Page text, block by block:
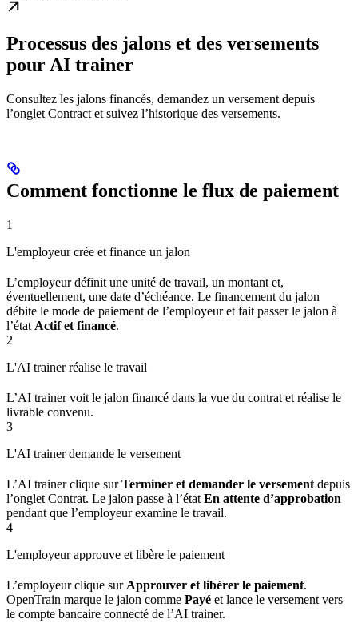
Processus des jalons et des versements
pour AI trainer
Consultez les jalons financés, demandez un versement depuis
l’onglet Contract et suivez l’historique des versements.
Comment fonctionne le flux de paiement
1
L'employeur crée et finance un jalon
L’employeur définit une unité de travail, un montant et,
éventuellement, une date d’échéance. Le financement du jalon
débite le mode de paiement de l’employeur et fait passer le jalon à
l’état Actif et financé.
2
L'AI trainer réalise le travail
L’AI trainer voit le jalon financé dans la vue du contrat et réalise le
livrable convenu.
3
L'AI trainer demande le versement
L’AI trainer clique surTerminer et demander le versement depuis
l’onglet Contrat. Le jalon passe à l’état En attente d’approbation
pendant que l’employeur examine le travail.
4
L'employeur approuve et libère le paiement
L’employeur clique sur Approuver et libérer le paiement.
OpenTrain marque le jalon comme Payé et lance le versement vers
le compte bancaire connecté de l’AI trainer.